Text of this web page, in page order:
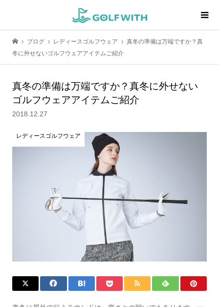
ブログ レディースゴルフウェア
真冬の準備は万端ですか？真
冬に外せないゴルフウェアアイテムご紹介
真冬の準備は万端ですか？真冬に外せない
ゴルフウェアアイテムご紹介
2018.12.27
レディースゴルフウェア